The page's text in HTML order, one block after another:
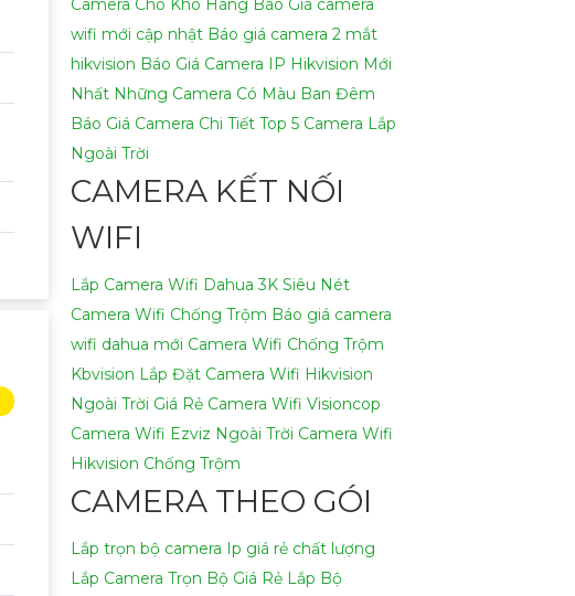
wifi mới cập nhật Báo giá camera 2 mắt
hikvision Báo Giá Camera IP Hikvision Mới
Nhất Những Camera Có Màu Ban Đêm
Báo Giá Camera Chi Tiết Top 5 Camera Lắp
Ngoài Trời
CAMERA KẾT NỐI
WIFI
Lắp Camera Wifi Dahua 3K Siêu Nét
Camera Wifi Chống Trộm Báo giá camera
wifi dahua mới Camera Wifi Chống Trộm
Kbvision Lắp Đặt Camera Wifi Hikvision
Ngoài Trời Giá Rẻ Camera Wifi Visioncop
Camera Wifi Ezviz Ngoài Trời Camera Wifi
Hikvision Chống Trộm
CAMERA THEO GÓI
Lắp trọn bộ camera Ip giá rẻ chất lượng
Lắp Camera Trọn Bộ Giá Rẻ Lắp Bộ